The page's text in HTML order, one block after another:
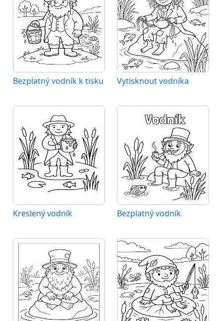
Bezplatný vodník k tisku Vytisknout vodníka
Kreslený vodník Bezplatný vodník